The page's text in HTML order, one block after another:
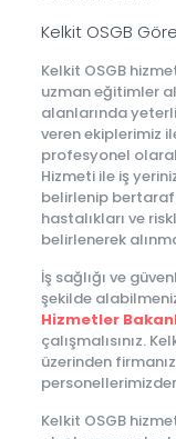
Kelkit OSGB
Kelkit OSGB
uzman eğitimler
alanlarında
veren ekiplerimiz
profesyonel
Hizmeti ile iş
belirlenip
hastalıkları ve
belirlenerek
İş sağlığı ve
şekilde
Hizmetler
çalışmalısınız.
üzerinden
Kelkit OSGB